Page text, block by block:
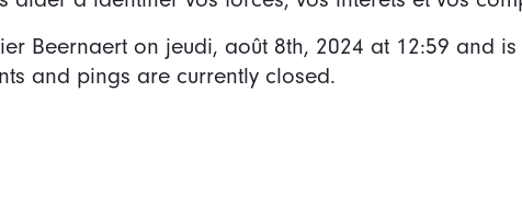
Beernaert on jeudi, août 8th, 2024 at 12:59 and is
and pings are currently closed.